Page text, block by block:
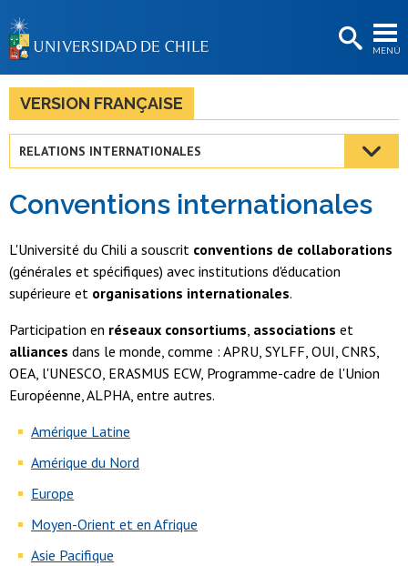
MENÚ
BIBLIOTECAS
LA UNIVERSIDAD
Estudiantes
Académicas/os
Funcionarias/os
Egresadas/os
VERSION FRANÇAISE
RELATIONS INTERNATIONALES
Conventions internationales
L'Université du Chili a souscrit conventions de collaborations
(générales et spécifiques) avec institutions d'éducation
supérieure et organisations internationales.
Participation en réseaux consortiums, associations et
alliances dans le monde, comme : APRU, SYLFF, OUI, CNRS,
OEA, l'UNESCO, ERASMUS ECW, Programme-cadre de l'Union
Européenne, ALPHA, entre autres.
Amérique Latine
Amérique du Nord
Europe
Moyen-Orient et en Afrique
Asie Pacifique